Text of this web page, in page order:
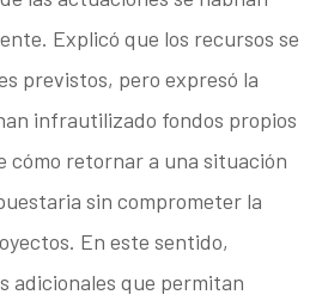
Explicó que los recursos se
previstos, pero expresó la
infrautilizado fondos propios
cómo retornar a una situación
sin comprometer la
En este sentido,
adicionales que permitan